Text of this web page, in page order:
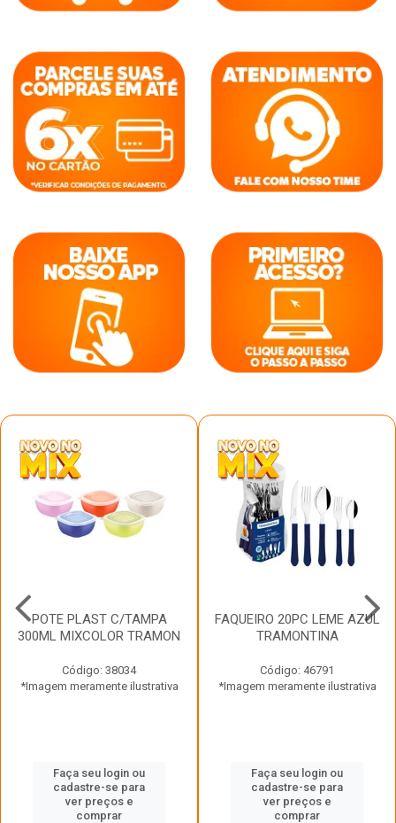
POTE PLAST C/TAMPA
300ML MIXCOLOR TRAMON
Código: 38034
*Imagem meramente ilustrativa
Faça seu login ou
cadastre-se para
ver preços e
comprar
FAQUEIRO 20PC LEME AZUL
TRAMONTINA
Código: 46791
*Imagem meramente ilustrativa
Faça seu login ou
cadastre-se para
ver preços e
comprar